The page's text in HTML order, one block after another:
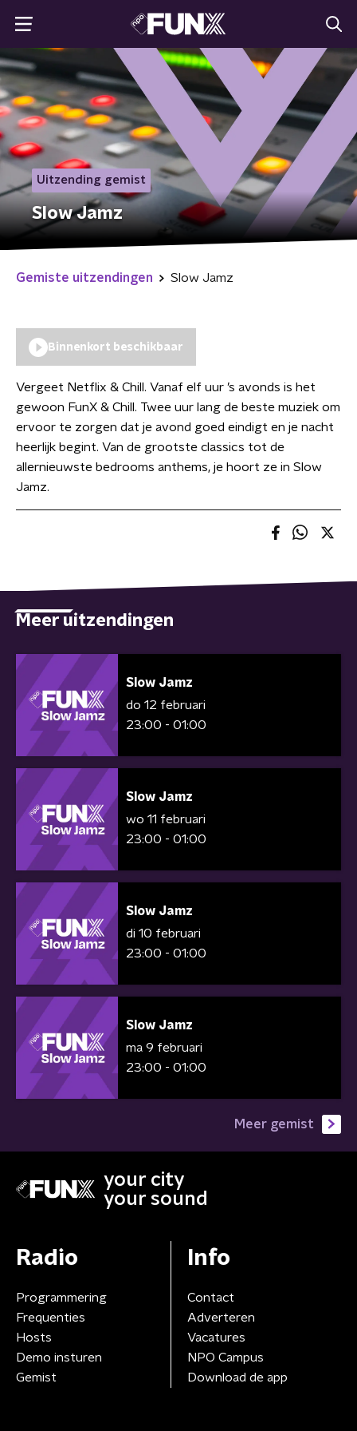
Uitzending gemist
Slow Jamz
Gemiste uitzendingen Slow Jamz
Binnenkort beschikbaar
Vergeet Netflix & Chill. Vanaf elf uur ’s avonds is het
gewoon FunX & Chill. Twee uur lang de beste muziek om
ervoor te zorgen dat je avond goed eindigt en je nacht
heerlijk begint. Van de grootste classics tot de
allernieuwste bedrooms anthems, je hoort ze in Slow
Jamz.
Meer uitzendingen
Slow Jamz
do 12 februari
23:00 - 01:00
Slow Jamz
wo 11 februari
23:00 - 01:00
Slow Jamz
di 10 februari
23:00 - 01:00
Slow Jamz
ma 9 februari
23:00 - 01:00
Meer gemist
your city
your sound
Radio
Programmering
Frequenties
Hosts
Demo insturen
Gemist
Info
Contact
Adverteren
Vacatures
NPO Campus
Download de app